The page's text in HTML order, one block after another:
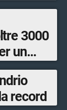
3000
un
record